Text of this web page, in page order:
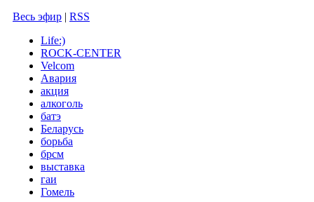
Весь эфир | RSS
Life:)
ROCK-CENTER
Velcom
Авария
акция
алкоголь
батэ
Беларусь
борьба
брсм
выставка
гаи
Гомель